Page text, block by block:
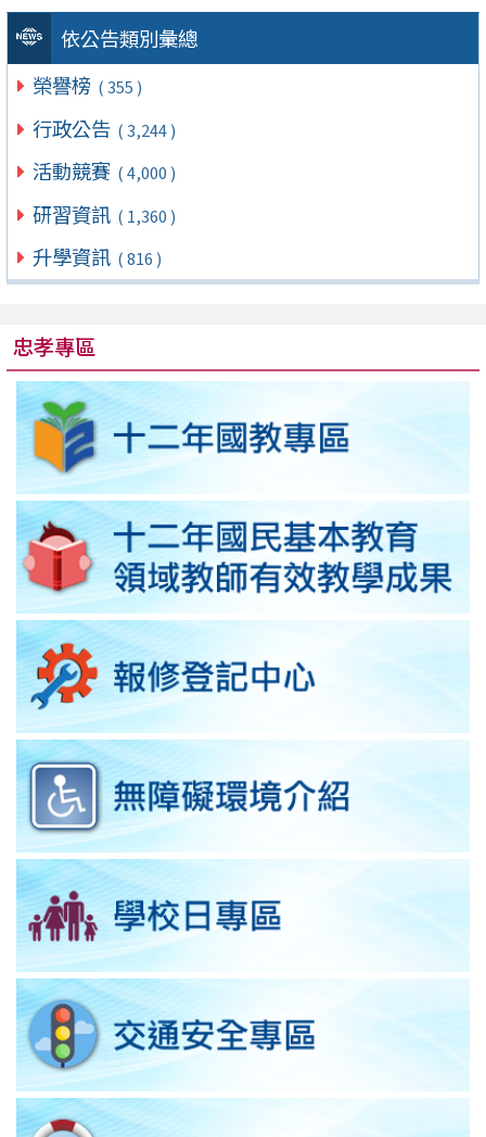
依公告類別彙總
榮譽榜 ( 355 )
行政公告 ( 3,244 )
活動競賽 ( 4,000 )
研習資訊 ( 1,360 )
升學資訊 ( 816 )
忠孝專區